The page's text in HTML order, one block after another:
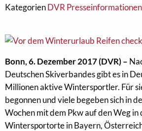
KategorienDVR Presseinformationen
Bonn, 6. Dezember 2017 (DVR) –
Deutschen Skiverbandes gibt es in
Millionen aktive Wintersportler. Für
begonnen und viele begeben sich in
Wochen mit dem Pkw auf den Weg
Wintersportorte in Bayern,